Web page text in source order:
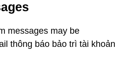
messages may be
thông báo bảo trì tài khoản